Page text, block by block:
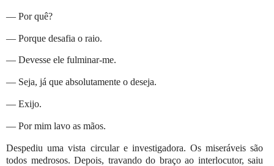
— Por quê?
— Porque desafia o raio.
— Devesse ele fulminar-me.
— Seja, já que absolutamente o deseja.
— Exijo.
— Por mim lavo as mãos.
Despediu uma vista circular e investigadora. Os miseráveis são
todos medrosos. Depois, travando do braço ao interlocutor, saiu